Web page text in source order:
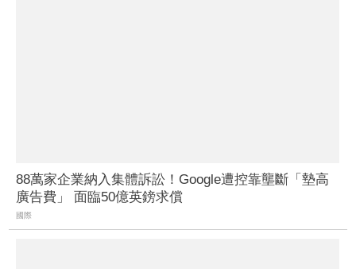
88萬家企業納入集體訴訟！Google遭控靠壟斷「墊高
廣告費」 面臨50億英鎊求償
國際